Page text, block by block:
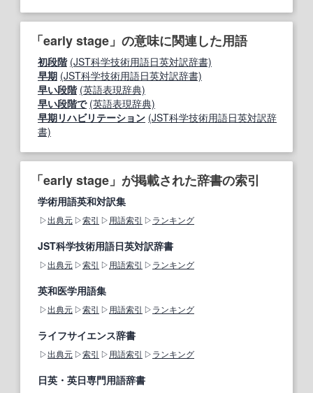
「early stage」の意味に関連した用語
初段階 (JST科学技術用語日英対訳辞書)
早期 (JST科学技術用語日英対訳辞書)
早い段階 (英語表現辞典)
早い段階で (英語表現辞典)
早期リハビリテーション (JST科学技術用語日英対訳辞
書)
「early stage」が掲載された辞書の索引
学術用語英和対訳集
出典元 索引 用語索引 ランキング
JST科学技術用語日英対訳辞書
出典元 索引 用語索引 ランキング
英和医学用語集
出典元 索引 用語索引 ランキング
ライフサイエンス辞書
出典元 索引 用語索引 ランキング
日英・英日専門用語辞書